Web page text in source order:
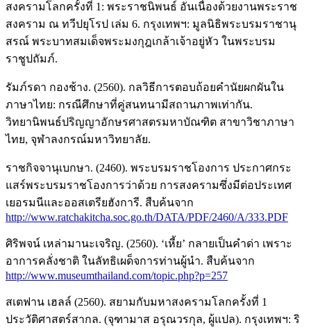
สงครามโลกครั้งที่ 1: พระราชนิพนธ์ อันเนื่องด้วยงานพระราช
สงคราม ณ ทวีปยุโรป เล่ม 6. กรุงเทพฯ: มูลนิธิพระบรมราชานุ
สรณ์ พระบาทสมเด็จพระมงกุฎเกล้าเจ้าอยู่หัว ในพระบรม
ราชูปถัมภ์.
รัมภ์รดา กองช้าง. (2560). กลวิธีการตอบถ้อยคำนัยผกผันใน
ภาษาไทย: กรณีศึกษาที่คู่สนทนามีสถานภาพเท่ากัน.
วิทยานิพนธ์ปริญญาอักษรศาสตรมหาบัณฑิต สาขาวิชาภาษา
ไทย, จุฬาลงกรณ์มหาวิทยาลัย.
ราชกิจจานุเบกษา. (2460). พระบรมราชโองการ ประกาศกระ
แสร์พระบรมราชโองการว่าด้วย การสงครามซึ่งมีต่อประเทศ
เยอรมนีและออสเตรียฮังการี. สืบค้นจาก
http://www.ratchakitcha.soc.go.th/DATA/PDF/2460/A/333.PDF
ศิริพจน์ เหล่ามานะเจริญ. (2560). ‘เหี้ย’ กลายเป็นคำด่า เพราะ
อาการคลั่งชาติ ในลัทธิเผด็จการท่านผู้นำ. สืบค้นจาก
http://www.museumthailand.com/topic.php?p=257
สเตฟาน เฮลล์ (2560). สยามกับมหาสงครามโลกครั้งที่ 1
ประวัติศาสตร์สากล. (จุฑามาส อรุณวรกุล, ผู้แปล). กรุงเทพฯ: ริ